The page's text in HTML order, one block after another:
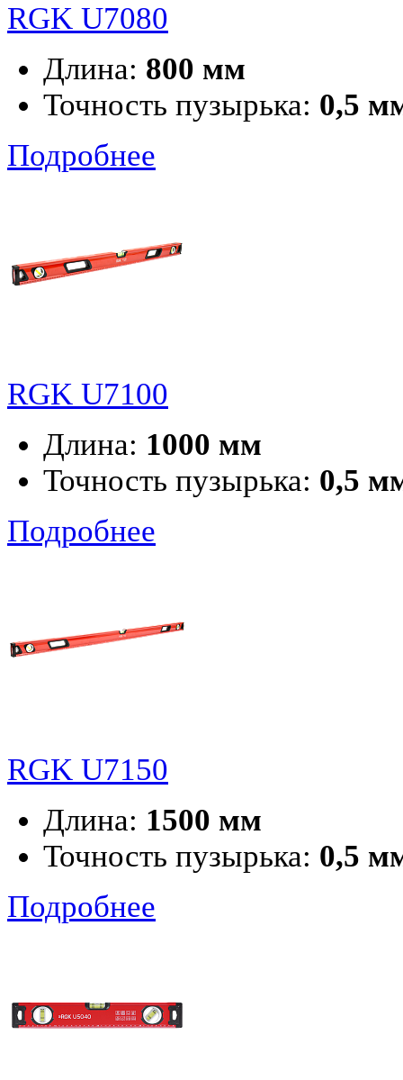
RGK U7080
Длина: 800 мм
Точность пузырька: 0,5
Подробнее
RGK U7100
Длина: 1000 мм
Точность пузырька: 0,5
Подробнее
RGK U7150
Длина: 1500 мм
Точность пузырька: 0,5
Подробнее